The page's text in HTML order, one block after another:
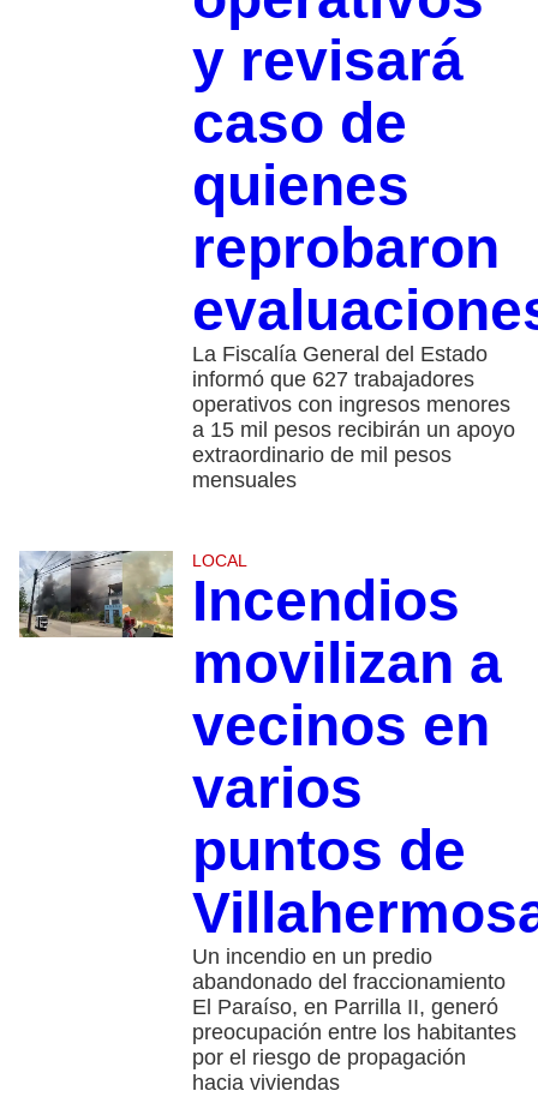
y revisará
caso de
quienes
reprobaron
La Fiscalía General del Estado
informó que 627 trabajadores
operativos con ingresos menores
a 15 mil pesos recibirán un apoyo
extraordinario de mil pesos
mensuales
LOCAL
Incendios
movilizan a
vecinos en
varios
puntos de
Un incendio en un predio
abandonado del fraccionamiento
El Paraíso, en Parrilla II, generó
preocupación entre los habitantes
por el riesgo de propagación
hacia viviendas